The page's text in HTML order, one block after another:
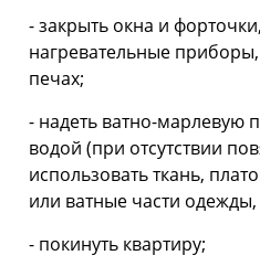
- закрыть окна и
нагревательные
печах;
- надеть ватно-марлевую
водой (при отсутствии
использовать ткань,
или ватные части
- покинуть квартиру;